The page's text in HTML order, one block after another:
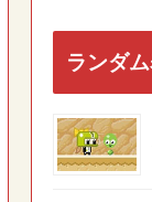
ランダ